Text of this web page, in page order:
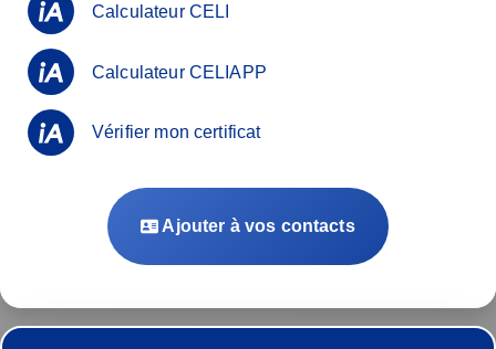
Calculateur CELI
Calculateur CELIAPP
Vérifier mon certificat
Ajouter à vos contacts